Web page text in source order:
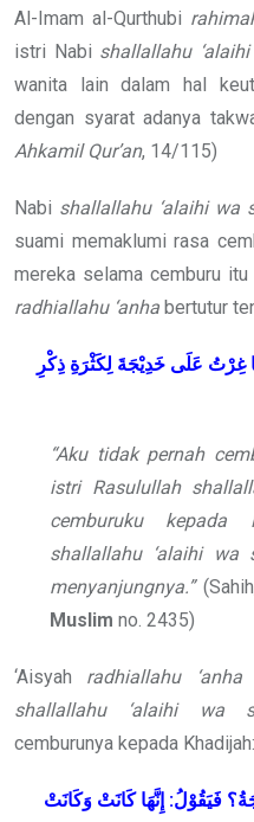
Al-Imam al-Qurthubi
istri Nabi shallallahu
wanita lain dalam hal
dengan syarat adanya
Ahkamil Qur’an, 14/115)
Nabi shallallahu ‘alaihi wa
suami memaklumi rasa
mereka selama cemburu itu
radhiallahu ‘anha bertutur
غِرْتُ عَلَى خَدِيْجَةَ لِكَثْرَةِ ذِكْرِ
“Aku tidak pernah
istri Rasulullah
cemburuku kepada
shallallahu ‘alaihi wa
menyanjungnya.”
Muslim no. 2435)
‘Aisyah radhiallahu ‘anha
shallallahu ‘alaihi wa
cemburunya kepada Khadijah:
فَيَقُوْلُ: إِنَّهَا كَانَتْ وَكَانَتْ